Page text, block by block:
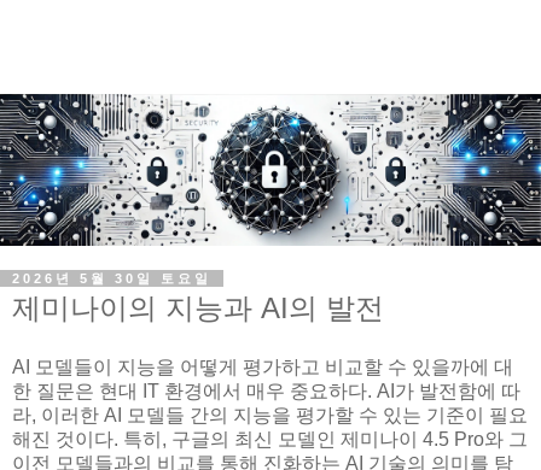
2026년 5월 30일 토요일
제미나이의 지능과 AI의 발전
AI 모델들이 지능을 어떻게 평가하고 비교할 수 있을까에 대
한 질문은 현대 IT 환경에서 매우 중요하다. AI가 발전함에 따
라, 이러한 AI 모델들 간의 지능을 평가할 수 있는 기준이 필요
해진 것이다. 특히, 구글의 최신 모델인 제미나이 4.5 Pro와 그
이전 모델들과의 비교를 통해 진화하는 AI 기술의 의미를 탐